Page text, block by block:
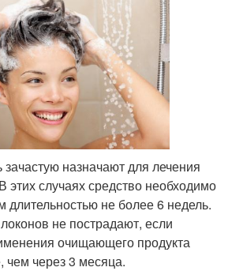
назначают для лечения
этих случаях средство необходимо
длительностью не более 6 недель.
не пострадают, если
очищающего продукта
чем через 3 месяца.